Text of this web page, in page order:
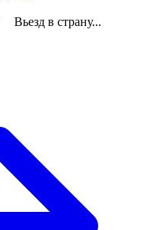
в страну...